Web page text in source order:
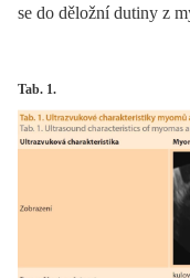
se do děložní dutiny z
Tab. 1.